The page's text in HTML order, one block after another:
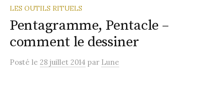
LES OUTILS RITUELS
Pentagramme, Pentacle –
comment le dessiner
Posté le 28 juillet 2014 par Lune